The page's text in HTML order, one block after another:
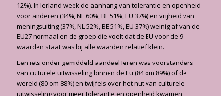
12%). In Ierland week de aanhang van tolerantie en openheid
voor anderen (34%, NL 60%, BE 51%, EU 37%) en vrijheid van
meningsuiting (37%, NL 52%, BE 51%, EU 37%) weinig af van de
EU27 normaal en de groep die voelt dat de EU voor de 9
waarden staat was bij alle waarden relatief klein.
Een iets onder gemiddeld aandeel Ieren was voorstanders
van culturele uitwisseling binnen de Eu (84 om 89%) of de
wereld (80 om 88%) en twijfels over het nut van culturele
uitwisseling voor meer tolerantie en openheid kwamen